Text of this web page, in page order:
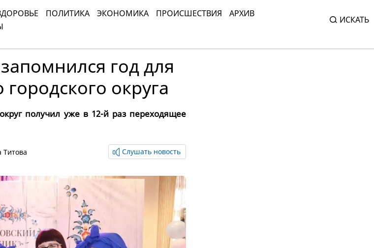
ПОЛИТИКА ЭКОНОМИКА ПРОИСШЕСТВИЯ
АРХИВ
ИСКАТЬ
год для
округа
получил уже в 12-й раз переходящее
Слушать новость